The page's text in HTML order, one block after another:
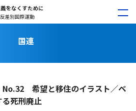
をなくすために
差別国際運動
国連
No.32 希望と移住のイラスト／ベ
る死刑廃止